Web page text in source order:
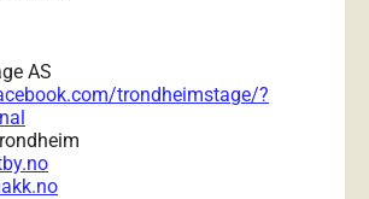
AS
trondheimstage/?